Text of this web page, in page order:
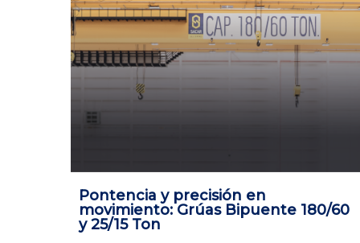
Pontencia y precisión en
movimiento: Grúas Bipuente 180/60
y 25/15 Ton